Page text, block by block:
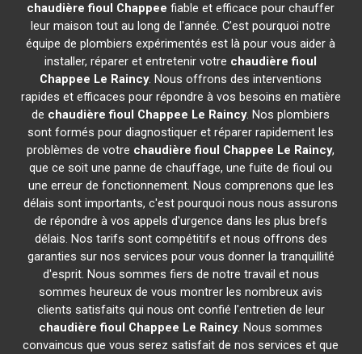
chaudière fioul Chappee fiable et efficace pour chauffer
leur maison tout au long de l'année. C'est pourquoi notre
équipe de plombiers expérimentés est là pour vous aider à
installer, réparer et entretenir votre chaudière fioul
Chappee Le Raincy. Nous offrons des interventions
rapides et efficaces pour répondre à vos besoins en matière
de chaudière fioul Chappee Le Raincy. Nos plombiers
sont formés pour diagnostiquer et réparer rapidement les
problèmes de votre chaudière fioul Chappee Le Raincy,
que ce soit une panne de chauffage, une fuite de fioul ou
une erreur de fonctionnement. Nous comprenons que les
délais sont importants, c'est pourquoi nous nous assurons
de répondre à vos appels d'urgence dans les plus brefs
délais. Nos tarifs sont compétitifs et nous offrons des
garanties sur nos services pour vous donner la tranquillité
d'esprit. Nous sommes fiers de notre travail et nous
sommes heureux de vous montrer les nombreux avis
clients satisfaits qui nous ont confié l'entretien de leur
chaudière fioul Chappee Le Raincy. Nous sommes
convaincus que vous serez satisfait de nos services et que